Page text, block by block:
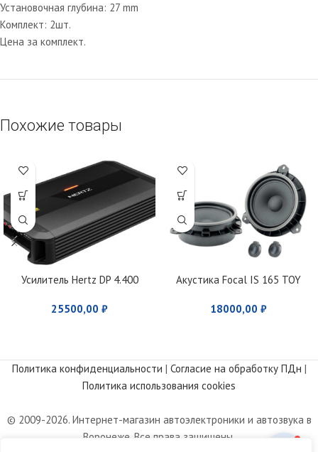
Установочная глубина: 27 mm
Комплект: 2шт.
Цена за комплект.
Похожие товары
Усилитель Hertz DP 4.400
25500,00 ₽
Акустика Focal IS 165 TOY
18000,00 ₽
Политика конфиденциальности | Согласие на обработку ПДн |
Политика использования cookies
© 2009-2026. Интернет-магазин автоэлектроники и автозвука в
Воронеже. Все права защищены.